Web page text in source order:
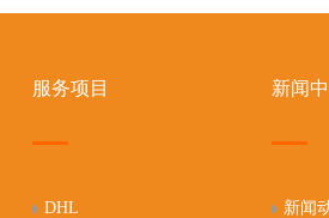
服务项目
DHL
新闻
新闻